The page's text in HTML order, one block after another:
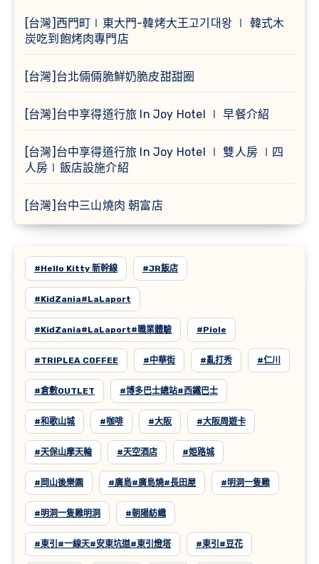
[台灣]西門町∣東大門-韓烤大王고기대왕 ∣ 韓式木
炭吃到飽烤肉專門店
[台灣]台北倆倆脆鮮奶脆皮甜甜圈
[台灣]台中享得道行旅 In Joy Hotel ∣ 早餐介紹
[台灣]台中享得道行旅 In Joy Hotel ∣ 雙人房 ∣四
人房∣飯店設施介紹
[台灣]台中三山燒肉 朝富店
#Hello Kitty 新幹線 #JR飯店
#KidZania#LaLaport
#KidZania#LaLaport#職業體驗 #Piole
#TRIPLEA COFFEE #中華街 #亂打秀 #仁川
#倉敷OUTLET #博多巴士總站#西鐵巴士
#和歌山城 #咖啡 #大阪 #大阪周遊卡
#天保山摩天輪 #天空酒店 #姫路城
#岡山後樂園 #廣島#廣島燒#長田屋 #明洞一隻雞
#明洞一隻雞明洞 #朝陽紡織
#東引#一線天#安東坑道#東引燈塔 #東引#豆花